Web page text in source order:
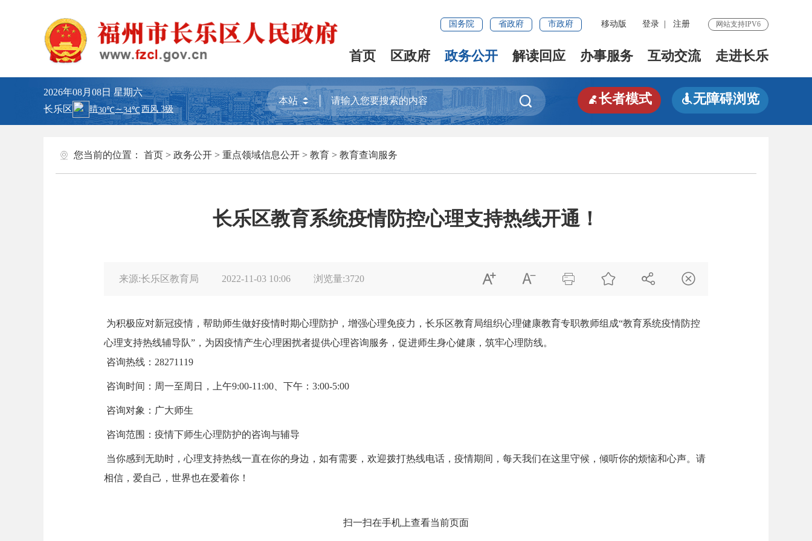
国务院 省政府 市政府 移动版 登录 注册 网站支持IPV6
首页 区政府 政务公开 解读回应 办事服务 互动交流 走进长乐
2026年08月08日 星期六
长乐区
 长者模式 无障碍浏览
您当前的位置： 首页 > 政务公开 > 重点领域信息公开 > 教育 > 教育查询服务
长乐区教育系统疫情防控心理支持热线开通！
来源:长乐区教育局 2022-11-03 10:06 浏览量:3720      
为积极应对新冠疫情，帮助师生做好疫情时期心理防护，增强心理免疫力，长乐区教育局组织心理健康教育专职教师组成“教育系统疫情防控
心理支持热线辅导队”，为因疫情产生心理困扰者提供心理咨询服务，促进师生身心健康，筑牢心理防线。
咨询热线： 28271119
咨询时间： 周一至周日，上午9:00-11:00、下午：3:00-5:00
咨询对象： 广大师生
咨询范围： 疫情下师生心理防护的咨询与辅导
当你感到无助时，心理支持热线一直在你的身边，如有需要，欢迎拨打热线电话，疫情期间，每天我们在这里守候，倾听你的烦恼和心声。请
相信，爱自己，世界也在爱着你！
扫一扫在手机上查看当前页面